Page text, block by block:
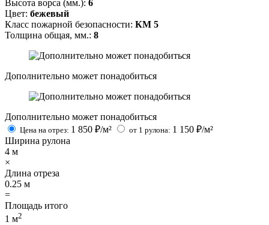
Высота ворса (мм.): 6
Цвет: бежевый
Класс пожарной безопасности: КМ 5
Толщина общая, мм.: 8
Дополнительно может понадобиться
Дополнительно может понадобиться
Цена на отрез: 1 850 ₽/м² от 1 рулона: 1 150 ₽/м²
Ширина рулона
4 м
×
Длина отреза
0.25 м
=
Площадь итого
1 м2